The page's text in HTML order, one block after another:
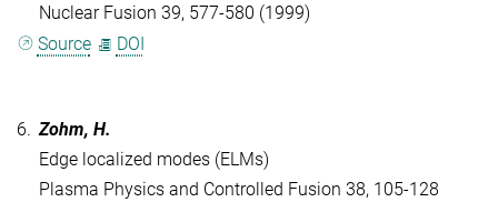
Nuclear Fusion 39, 577-580 (1999)
Source
DOI
6. Zohm, H.
Edge localized modes (ELMs)
Plasma Physics and Controlled Fusion 38, 105-128